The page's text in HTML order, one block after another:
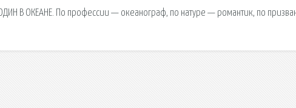
В ОКЕАНЕ. По профессии — океанограф, по натуре — романтик, по